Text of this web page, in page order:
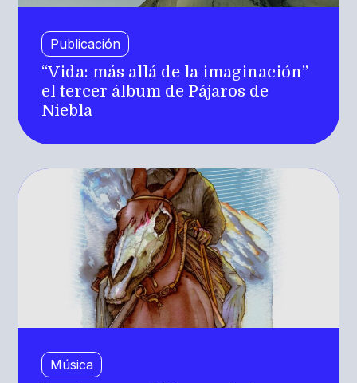
Publicación
“Vida: más allá de la imaginación”
el tercer álbum de Pájaros de
Niebla
Música